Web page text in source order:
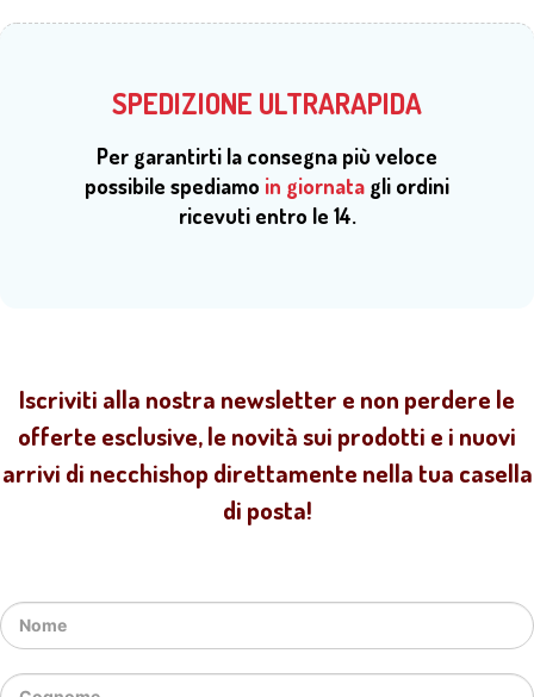
SPEDIZIONE ULTRARAPIDA
Per garantirti la consegna più veloce
possibile spediamo in giornata gli ordini
ricevuti entro le 14.
Iscriviti alla nostra newsletter e non perdere le
offerte esclusive, le novità sui prodotti e i nuovi
arrivi di necchishop direttamente nella tua casella
di posta!